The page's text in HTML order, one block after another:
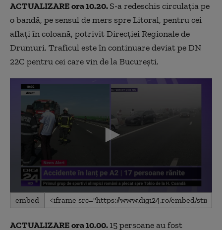
minutes,
14
seconds
ACTUALIZARE ora 10.20.S-a redeschis circulația pe
o bandă, pe sensul de mers spre Litoral, pentru cei
aflați în coloană, potrivit Direcției Regionale de
Drumuri. Traficul este în continuare deviat pe DN
22C pentru cei care vin de la București.
0
seconds
minutes,
embed
ACTUALIZARE ora 10.00.15 persoane au fost